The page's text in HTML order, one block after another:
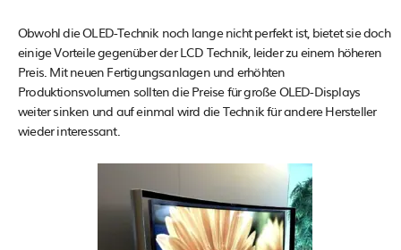
Obwohl die OLED-Technik noch lange nicht perfekt ist, bietet sie doch
einige Vorteile gegenüber der LCD Technik, leider zu einem höheren
Preis. Mit neuen Fertigungsanlagen und erhöhten
Produktionsvolumen sollten die Preise für große OLED-Displays
weiter sinken und auf einmal wird die Technik für andere Hersteller
wieder interessant.